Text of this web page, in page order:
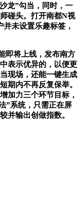
龙”勾当，同时，一
碰头。打开南都N视
未设置乐趣标签，
将上线，发布南方
表示优异的，以便更
现场，还能一键生成
期内不再反复保举。
加力三个环节目标，
”系统，只需正在屏
并输出创做指数。